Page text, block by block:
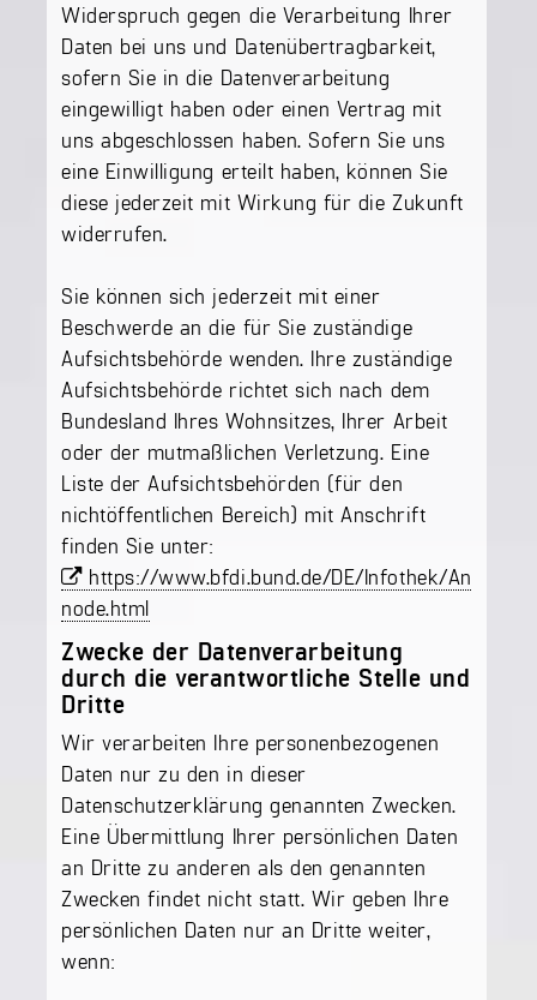
Widerspruch gegen die Verarbeitung Ihrer
Daten bei uns und Datenübertragbarkeit,
sofern Sie in die Datenverarbeitung
eingewilligt haben oder einen Vertrag mit
uns abgeschlossen haben. Sofern Sie uns
eine Einwilligung erteilt haben, können Sie
diese jederzeit mit Wirkung für die Zukunft
widerrufen.
Sie können sich jederzeit mit einer
Beschwerde an die für Sie zuständige
Aufsichtsbehörde wenden. Ihre zuständige
Aufsichtsbehörde richtet sich nach dem
Bundesland Ihres Wohnsitzes, Ihrer Arbeit
oder der mutmaßlichen Verletzung. Eine
Liste der Aufsichtsbehörden (für den
nichtöffentlichen Bereich) mit Anschrift
finden Sie unter:
https://www.bfdi.bund.de/DE/Infothek/
node.html
Zwecke der Datenverarbeitung
durch die verantwortliche Stelle und
Dritte
Wir verarbeiten Ihre personenbezogenen
Daten nur zu den in dieser
Datenschutzerklärung genannten Zwecken.
Eine Übermittlung Ihrer persönlichen Daten
an Dritte zu anderen als den genannten
Zwecken findet nicht statt. Wir geben Ihre
persönlichen Daten nur an Dritte weiter,
wenn: